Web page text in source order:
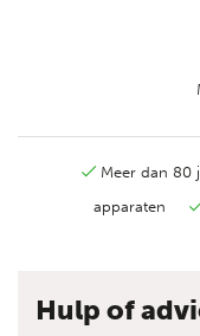
Meer dan 80
apparaten
Hulp of